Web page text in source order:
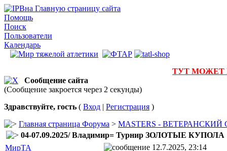
на Главную страницу сайта
Помощь
Поиск
Пользователи
Календарь
ТУТ МОЖЕТ
Сообщение сайта
(Сообщение закроется через 2 секунды)
Здравствуйте, гость ( Вход | Регистрация )
Главная страница Форума > MASTERS - ВЕТЕРАНСКИЙ
04-07.09.2025/ Владимир= Турнир ЗОЛОТЫЕ КУПОЛА
МирТА
12.7.2025, 23:14